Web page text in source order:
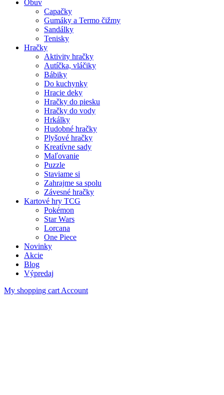
Obuv
Capačky
Gumáky a Termo čižmy
Sandálky
Tenisky
Hračky
Aktivity hračky
Autíčka, vláčiky
Bábiky
Do kuchynky
Hracie deky
Hračky do piesku
Hračky do vody
Hrkálky
Hudobné hračky
Plyšové hračky
Kreatívne sady
Maľovanie
Puzzle
Staviame si
Zahrajme sa spolu
Závesné hračky
Kartové hry TCG
Pokémon
Star Wars
Lorcana
One Piece
Novinky
Akcie
Blog
Výpredaj
My shopping cart Account